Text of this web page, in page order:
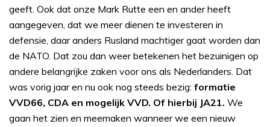
geeft. Ook dat onze Mark Rutte een en ander heeft
aangegeven, dat we meer dienen te investeren in
defensie, daar anders Rusland machtiger gaat worden dan
de NATO. Dat zou dan weer betekenen het bezuinigen op
andere belangrijke zaken voor ons als Nederlanders. Dat
was vorig jaar en nu ook nog steeds bezig: formatie
VVD66, CDA en mogelijk VVD. Of hierbij JA21. We
gaan het zien en meemaken wanneer we een nieuw